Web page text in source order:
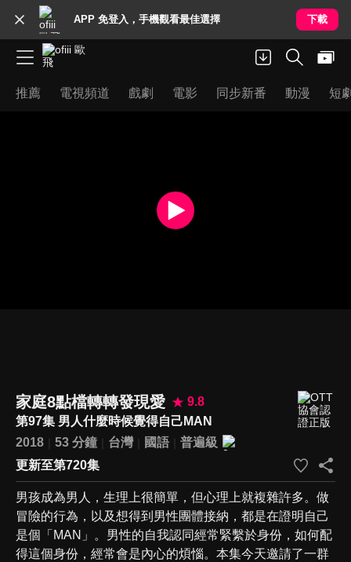
APP 免登入，手機觀看最佳選擇 下載
推薦 電視頻道 戲劇 電影 同步新番 動漫 短
家庭8點檔轉轉發現愛
9.8
第97集 男人什麼時候覺得自己MAN
2018
53 分鐘 台灣 國語
普遍級
更新至第720集
男孩成為男人，生理上很簡單，但心理上就複雜許多。做
冒險的行為，以及想得到男性團體接納，都是在證明自己
是個「MAN」。男性的自我認同經常緊繫於身份，如何配
得這個身份，經常會是內心的煩惱。本集今天邀請了一群